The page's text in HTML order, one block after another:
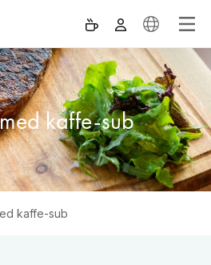
kaffe-sub
kaffe-sub